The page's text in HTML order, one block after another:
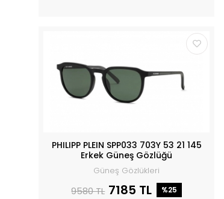
PHILIPP PLEIN SPP033 703Y 53 21 145
Erkek Güneş Gözlüğü
Güneş Gözlükleri
9580 TL 7185 TL %25